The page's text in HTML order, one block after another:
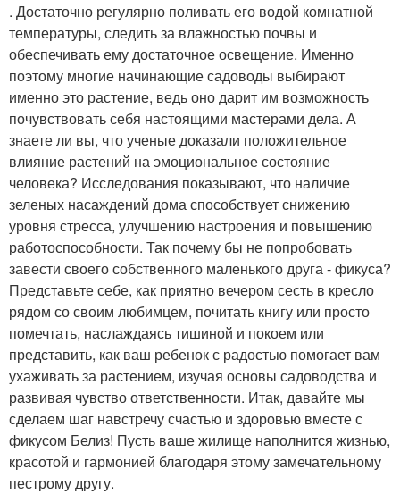
. Достаточно регулярно поливать его водой комнатной
температуры, следить за влажностью почвы и
обеспечивать ему достаточное освещение. Именно
поэтому многие начинающие садоводы выбирают
именно это растение, ведь оно дарит им возможность
почувствовать себя настоящими мастерами дела. А
знаете ли вы, что ученые доказали положительное
влияние растений на эмоциональное состояние
человека? Исследования показывают, что наличие
зеленых насаждений дома способствует снижению
уровня стресса, улучшению настроения и повышению
работоспособности. Так почему бы не попробовать
завести своего собственного маленького друга - фикуса?
Представьте себе, как приятно вечером сесть в кресло
рядом со своим любимцем, почитать книгу или просто
помечтать, наслаждаясь тишиной и покоем или
представить, как ваш ребенок с радостью помогает вам
ухаживать за растением, изучая основы садоводства и
развивая чувство ответственности. Итак, давайте мы
сделаем шаг навстречу счастью и здоровью вместе с
фикусом Белиз! Пусть ваше жилище наполнится жизнью,
красотой и гармонией благодаря этому замечательному
пестрому другу.